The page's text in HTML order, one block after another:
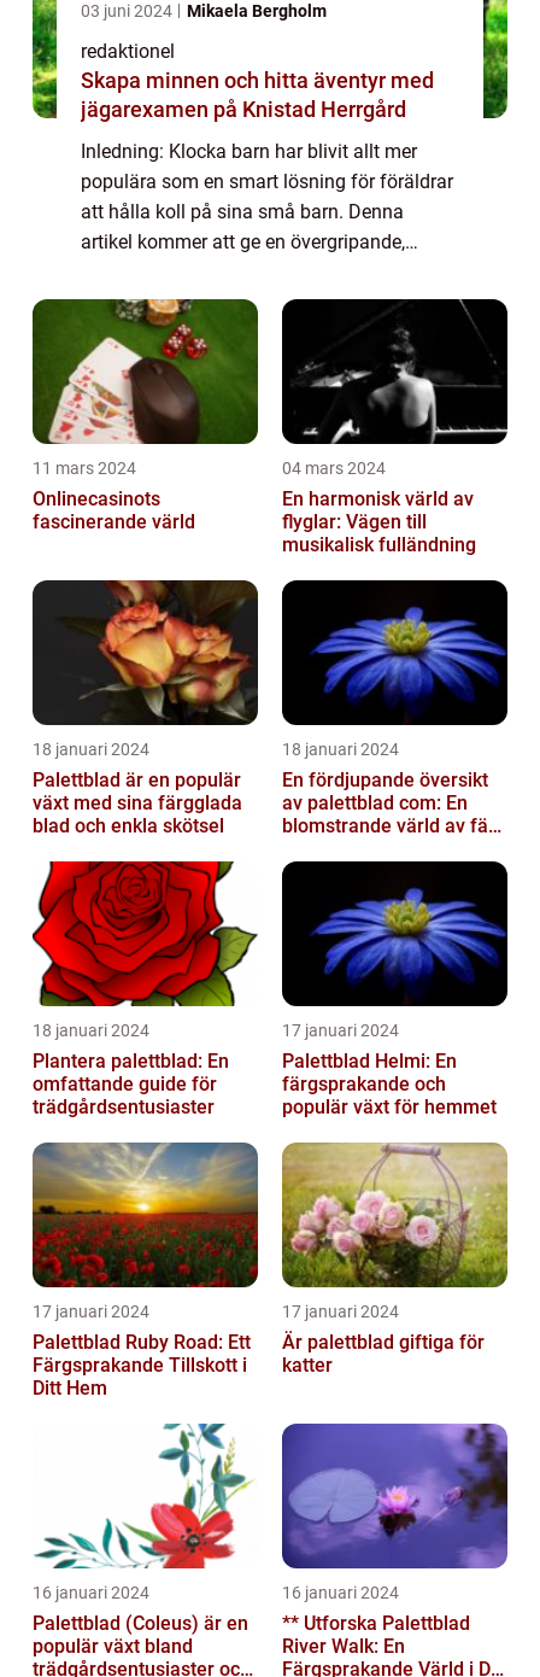
03 juni 2024 Mikaela Bergholm
redaktionel
Skapa minnen och hitta äventyr med
jägarexamen på Knistad Herrgård
Inledning: Klocka barn har blivit allt mer
populära som en smart lösning för föräldrar
att hålla koll på sina små barn. Denna
artikel kommer att ge en övergripande,
utforska olika typer, popularitet, kvantitativ...
11 mars 2024
Onlinecasinots
fascinerande värld
04 mars 2024
En harmonisk värld av
flyglar: Vägen till
musikalisk fulländning
18 januari 2024
Palettblad är en populär
växt med sina färgglada
blad och enkla skötsel
18 januari 2024
En fördjupande översikt
av palettblad com: En
blomstrande värld av färg
18 januari 2024
Plantera palettblad: En
omfattande guide för
trädgårdsentusiaster
17 januari 2024
Palettblad Helmi: En
färgsprakande och
populär växt för hemmet
17 januari 2024
Palettblad Ruby Road: Ett
Färgsprakande Tillskott i
Ditt Hem
17 januari 2024
Är palettblad giftiga för
katter
16 januari 2024
Palettblad (Coleus) är en
populär växt bland
trädgårdsentusiaster och
16 januari 2024
** Utforska Palettblad
River Walk: En
Färgsprakande Värld i Din